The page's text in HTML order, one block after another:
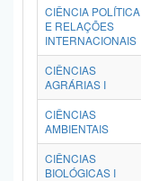
CIÊNCIA POLÍTICA
E RELAÇÕES
INTERNACIONAIS
CIÊNCIAS
AGRÁRIAS I
CIÊNCIAS
AMBIENTAIS
CIÊNCIAS
BIOLÓGICAS I